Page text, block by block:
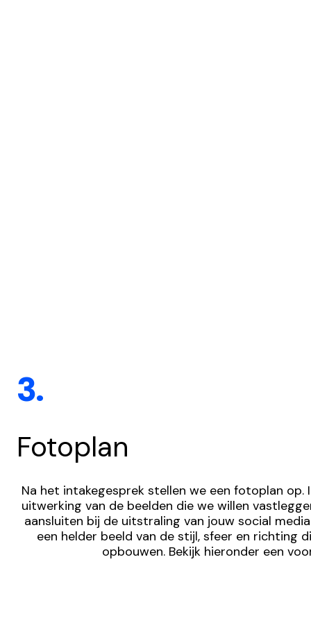
3.
Fotoplan
Na het intakegesprek stellen we een fotoplan op.
uitwerking van de beelden die we willen
aansluiten bij de uitstraling van jouw social
een helder beeld van de stijl, sfeer en richting
opbouwen. Bekijk hieronder een